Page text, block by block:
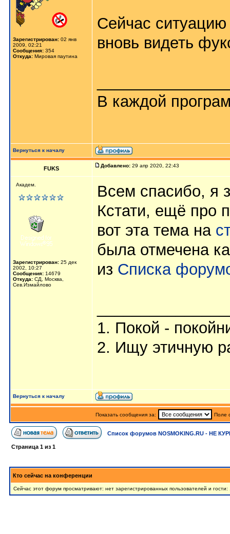
Зарегистрирован: 02 янв
2009, 02:21
Сообщения: 354
Откуда: Мировая паутина
Сейчас
вновь видеть
В каждой
Вернуться к началу
FUKS Добавлено: 29 апр 2020, 22:43
Академ.
Зарегистрирован: 25 дек
2002, 10:27
Сообщения: 14679
Откуда: СД, Москва,
Сев.Измайлово
Всем спасибо, я
Кстати, ещё про
вот эта тема на
была отмечена
из Списка
1. Покой -
2. Ищу этичную
Вернуться к началу
Показать сообщения за: Поле
Список форумов NOSMOKING.RU - НЕ
Страница 1 из 1
Кто сейчас на конференции
Сейчас этот форум просматривают: нет зарегистрированных пользователей и гости: